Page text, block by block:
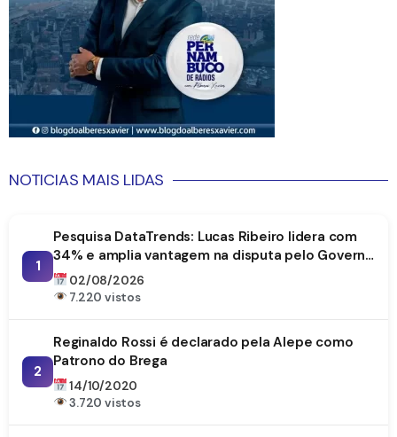
NOTICIAS MAIS LIDAS
1
Pesquisa DataTrends: Lucas Ribeiro lidera com
34% e amplia vantagem na disputa pelo Governo
da Paraíba
02/08/2026
7.220 vistos
2
Reginaldo Rossi é declarado pela Alepe como
Patrono do Brega
14/10/2020
3.720 vistos